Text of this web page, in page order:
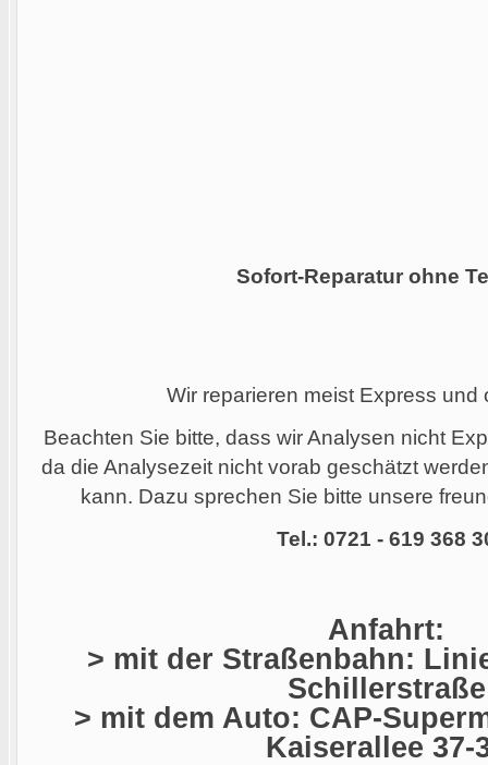
Sofort-Reparatur ohne
Wir reparieren meist Express und
Beachten Sie bitte, dass wir Analysen nicht
da die Analysezeit nicht vorab geschätzt
kann. Dazu sprechen Sie bitte unsere
Tel.: 0721 - 619 368
Anfahrt:
> mit der Straßenbahn:
Schillerstraße
> mit dem Auto: CAP-
Kaiserallee 37-